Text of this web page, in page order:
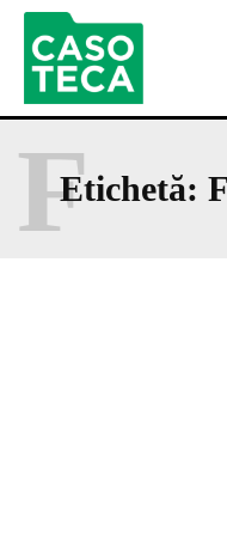
Etichetă:
F